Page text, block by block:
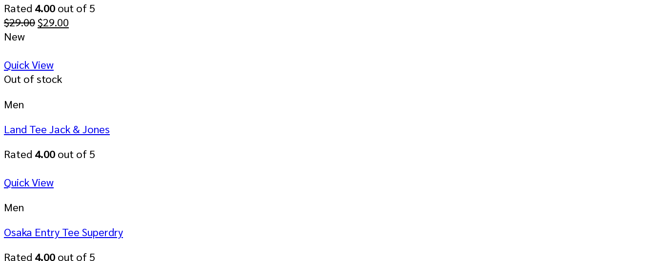
Rated 4.00 out of 5
$29.00$29.00
New
Quick View
Out of stock
Men
Land Tee Jack & Jones
Rated 4.00 out of 5
Quick View
Men
Osaka Entry Tee Superdry
Rated 4.00 out of 5